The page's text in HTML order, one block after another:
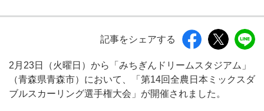
記事をシェアする
2月23日（火曜日）から「みちぎんドリームスタジアム」
（青森県青森市）において、「第14回全農日本ミックスダ
ブルスカーリング選手権大会」が開催されました。